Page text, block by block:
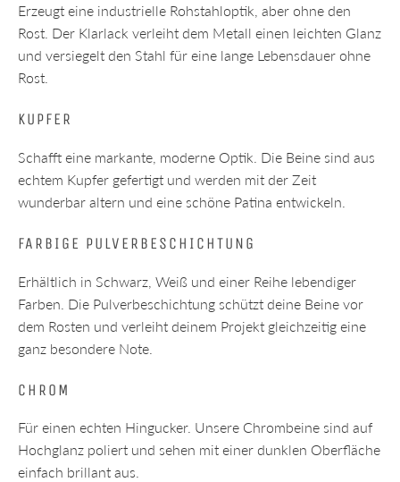
Erzeugt eine industrielle Rohstahloptik, aber ohne den
Rost. Der Klarlack verleiht dem Metall einen leichten Glanz
und versiegelt den Stahl für eine lange Lebensdauer ohne
Rost.
KUPFER
Schafft eine markante, moderne Optik. Die Beine sind aus
echtem Kupfer gefertigt und werden mit der Zeit
wunderbar altern und eine schöne Patina entwickeln.
FARBIGE PULVERBESCHICHTUNG
Erhältlich in Schwarz, Weiß und einer Reihe lebendiger
Farben. Die Pulverbeschichtung schützt deine Beine vor
dem Rosten und verleiht deinem Projekt gleichzeitig eine
ganz besondere Note.
CHROM
Für einen echten Hingucker. Unsere Chrombeine sind auf
Hochglanz poliert und sehen mit einer dunklen Oberfläche
einfach brillant aus.